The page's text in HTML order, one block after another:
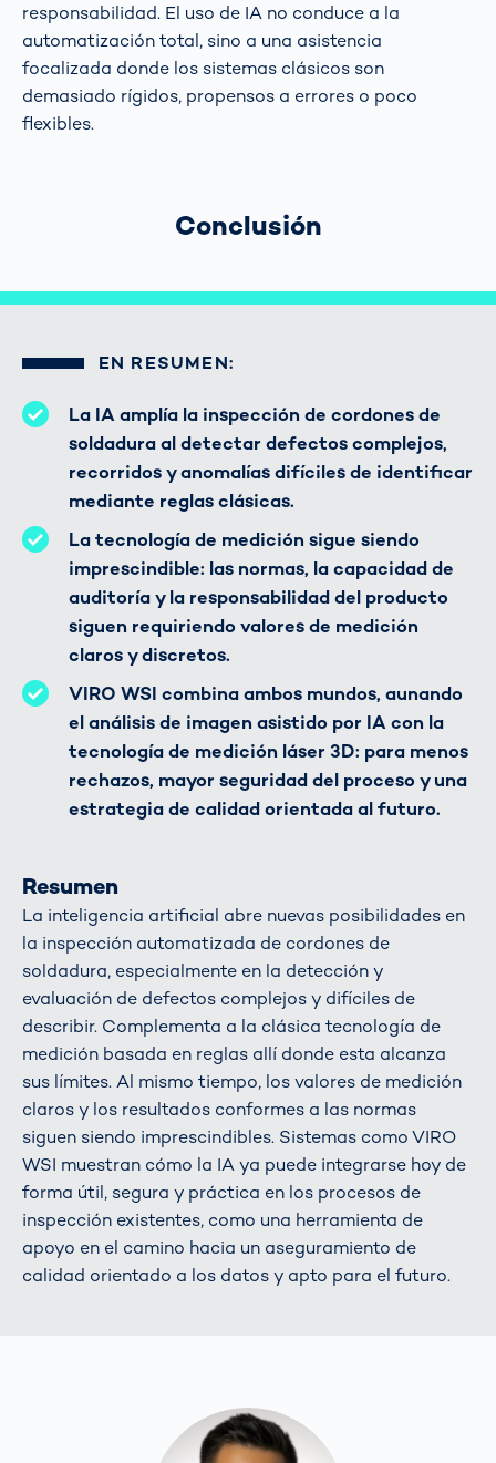
responsabilidad. El uso de IA no conduce a la
automatización total, sino a una asistencia
focalizada donde los sistemas clásicos son
demasiado rígidos, propensos a errores o poco
flexibles.
Conclusión
EN RESUMEN:
La IA amplía la inspección de cordones de
soldadura al detectar defectos complejos,
recorridos y anomalías difíciles de identificar
mediante reglas clásicas.
La tecnología de medición sigue siendo
imprescindible: las normas, la capacidad de
auditoría y la responsabilidad del producto
siguen requiriendo valores de medición
claros y discretos.
VIRO WSI combina ambos mundos, aunando
el análisis de imagen asistido por IA con la
tecnología de medición láser 3D: para menos
rechazos, mayor seguridad del proceso y una
estrategia de calidad orientada al futuro.
Resumen
La inteligencia artificial abre nuevas posibilidades en
la inspección automatizada de cordones de
soldadura, especialmente en la detección y
evaluación de defectos complejos y difíciles de
describir. Complementa a la clásica tecnología de
medición basada en reglas allí donde esta alcanza
sus límites. Al mismo tiempo, los valores de medición
claros y los resultados conformes a las normas
siguen siendo imprescindibles. Sistemas como VIRO
WSI muestran cómo la IA ya puede integrarse hoy de
forma útil, segura y práctica en los procesos de
inspección existentes, como una herramienta de
apoyo en el camino hacia un aseguramiento de
calidad orientado a los datos y apto para el futuro.